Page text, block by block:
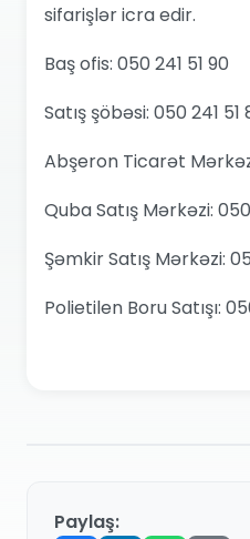
sifarişlər icra edir.
Baş ofis: 050 241 51 90
Satış şöbəsi: 050 241 51
Abşeron Ticarət
Quba Satış Mərkəzi:
Şəmkir Satış Mərkəzi:
Polietilen Boru Satışı:
Paylaş: